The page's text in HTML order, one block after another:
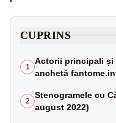
CUPRINS
1
Actorii principali și
anchetă
2
Stenogramele cu
august 2022)